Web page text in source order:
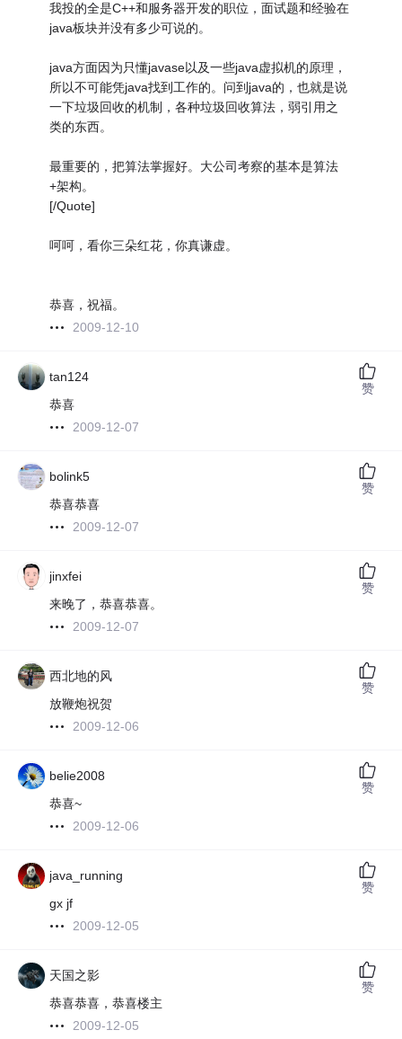
我投的全是C++和服务器开发的职位，面试题和经验在
java板块并没有多少可说的。
java方面因为只懂javase以及一些java虚拟机的原理，
所以不可能凭java找到工作的。问到java的，也就是说
一下垃圾回收的机制，各种垃圾回收算法，弱引用之
类的东西。
最重要的，把算法掌握好。大公司考察的基本是算法
+架构。
[/Quote]
呵呵，看你三朵红花，你真谦虚。
恭喜，祝福。
2009-12-10
tan124
恭喜
2009-12-07
赞
bolink5
恭喜恭喜
2009-12-07
赞
jinxfei
来晚了，恭喜恭喜。
2009-12-07
赞
西北地的风
放鞭炮祝贺
2009-12-06
赞
belie2008
恭喜~
2009-12-06
赞
java_running
gx jf
2009-12-05
赞
天国之影
恭喜恭喜，恭喜楼主
2009-12-05
赞